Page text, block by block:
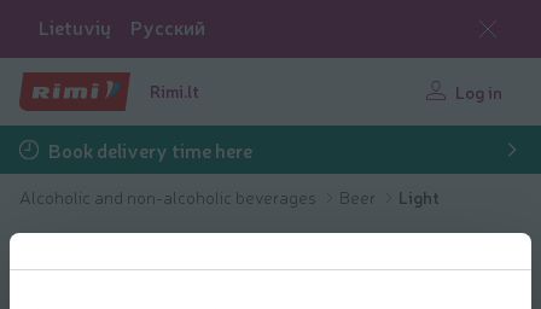
Lietuvių Русский
Rimi.lt Log in
Book delivery time here
Alcoholic and non-alcoholic beverages Beer Light